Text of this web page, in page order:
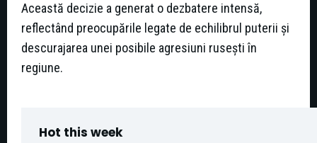
Această decizie a generat o dezbatere intensă,
reflectând preocupările legate de echilibrul puterii și
descurajarea unei posibile agresiuni rusești în
regiune.
Hot this week